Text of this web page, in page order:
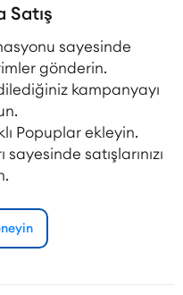
Satış
sayesinde
gönderin.
kampanyayı
Popuplar ekleyin.
satışlarınızı